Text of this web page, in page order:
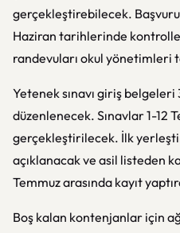
gerçekleştirebilecek.
Haziran tarihlerinde
randevuları okul yönetimleri
Yetenek sınavı giriş
düzenlenecek. Sınavlar 1-12
gerçekleştirilecek. İlk
açıklanacak ve asil listeden
Temmuz arasında kayıt
Boş kalan kontenjanlar için